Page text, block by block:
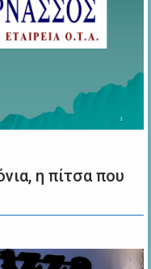
η πίτσα που